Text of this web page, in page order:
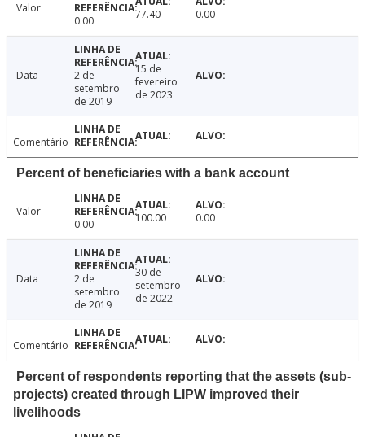
Valor
0.00
77.40 0.00
Data
2 de
setembro
de 2019
15 de
fevereiro
de 2023
Comentário
Percent of beneficiaries with a bank account
Valor
0.00
100.00 0.00
Data
2 de
setembro
de 2019
30 de
setembro
de 2022
Comentário
Percent of respondents reporting that the assets (sub-
projects) created through LIPW improved their
livelihoods